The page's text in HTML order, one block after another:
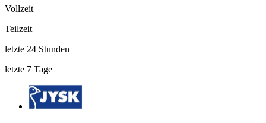
Vollzeit
Teilzeit
letzte 24 Stunden
letzte 7 Tage